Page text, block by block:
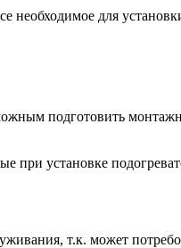
необходимое для
подготовить
установке
т.к. может